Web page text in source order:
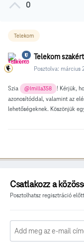
0
Telekom
Telekom
Posztolva: március
Szia @Imilla358
! Kérjük,
azonosítóddal, valamint az
lehetőségeknek. Köszönjük
Csatlakozz a
Posztolhatsz regisztráció